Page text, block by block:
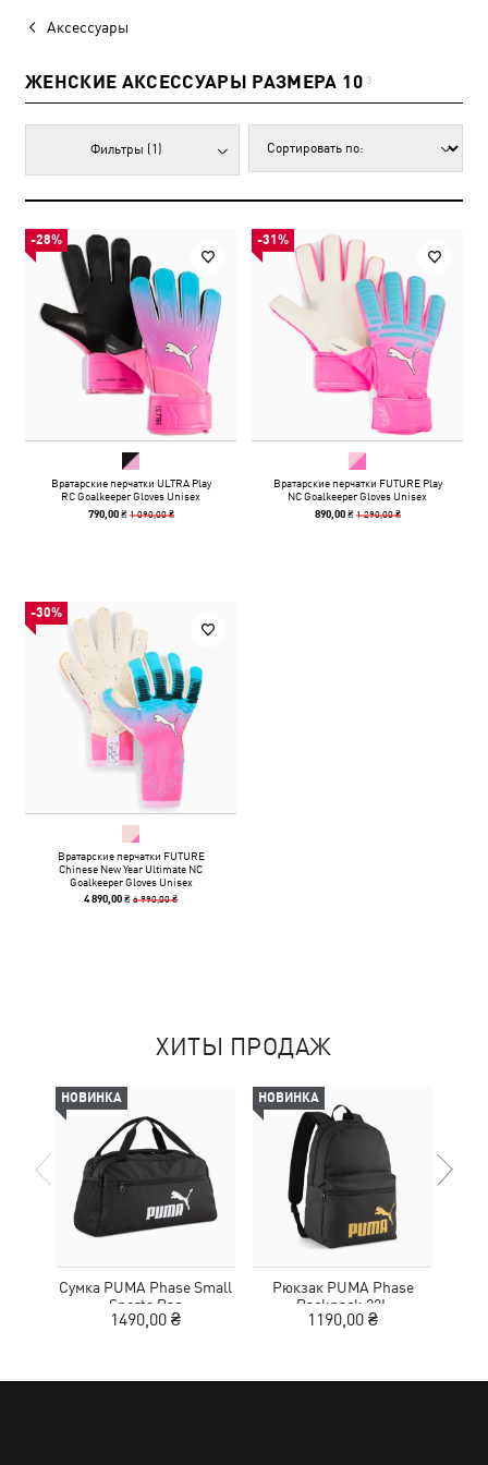
Аксессуары
ЖЕНСКИЕ АКСЕССУАРЫ РАЗМЕРА 10 3
Фильтры (1)
-28%
Вратарские перчатки ULTRA Play
RC Goalkeeper Gloves Unisex
790,00 ₴ 1 090,00 ₴
-31%
Вратарские перчатки FUTURE Play
NC Goalkeeper Gloves Unisex
890,00 ₴ 1 290,00 ₴
-30%
Вратарские перчатки FUTURE
Chinese New Year Ultimate NC
Goalkeeper Gloves Unisex
4 890,00 ₴6 990,00 ₴
ХИТЫ ПРОДАЖ
НОВИНКА
Сумка PUMA Phase Small
Sports Bag
1490,00 ₴
НОВИНКА
Рюкзак PUMA Phase
Backpack 22L
1190,00 ₴